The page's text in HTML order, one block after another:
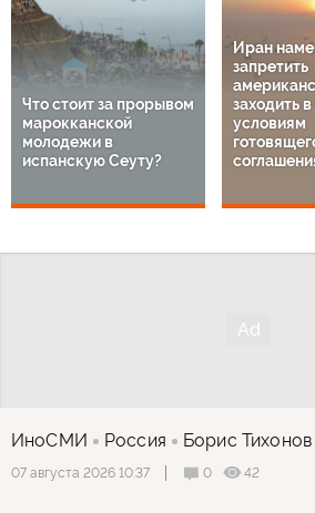
Что стоит за прорывом
марокканской
молодежи в
испанскую Сеуту?
Иран
запретить
заходить
условиям
ИноСМИ Россия Борис Тихонов
07 августа 2026 10:37 0 42